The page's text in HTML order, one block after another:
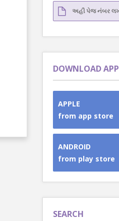
DOWNLOAD APP
APPLE
from app store
ANDROID
from play store
SEARCH